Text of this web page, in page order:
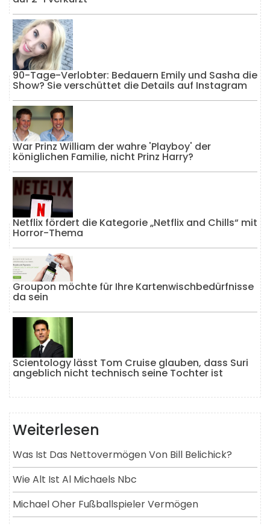
90-Tage-Verlobter: Bedauern Emily und Sasha die
Show? Sie verschüttet die Details auf Instagram
War Prinz William der wahre 'Playboy' der
königlichen Familie, nicht Prinz Harry?
Netflix fördert die Kategorie „Netflix and Chills“ mit
Horror-Thema
Groupon möchte für Ihre Kartenwischbedürfnisse
da sein
Scientology lässt Tom Cruise glauben, dass Suri
angeblich nicht technisch seine Tochter ist
Weiterlesen
Was Ist Das Nettovermögen Von Bill Belichick?
Wie Alt Ist Al Michaels Nbc
Michael Oher Fußballspieler Vermögen